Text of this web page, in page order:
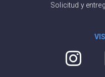
Solicitud y